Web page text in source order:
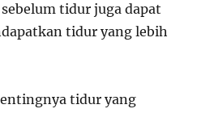
tidur juga dapat
tidur yang lebih
tidur yang